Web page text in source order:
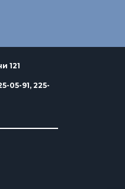
121
05-91, 225-